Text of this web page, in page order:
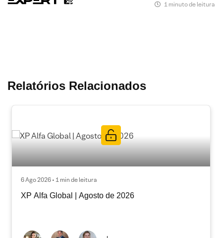
1 minuto de leitura
Relatórios Relacionados
6 Ago 2026 • 1 min de leitura
XP Alfa Global | Agosto de 2026